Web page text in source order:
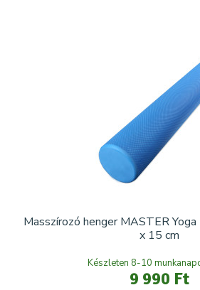
Masszírozó henger MASTER
x 15 cm
Készleten 8-10
9 990 Ft